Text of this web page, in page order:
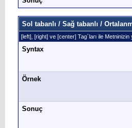
Sol tabanlı / Sağ tabanlı /
[left], [right] ve [center] Tag´ları ile Metninizin
Syntax
Örnek
Sonuç